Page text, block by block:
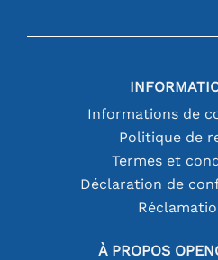
Informations de
Politique de
Termes et
Déclaration de
À PROPOS